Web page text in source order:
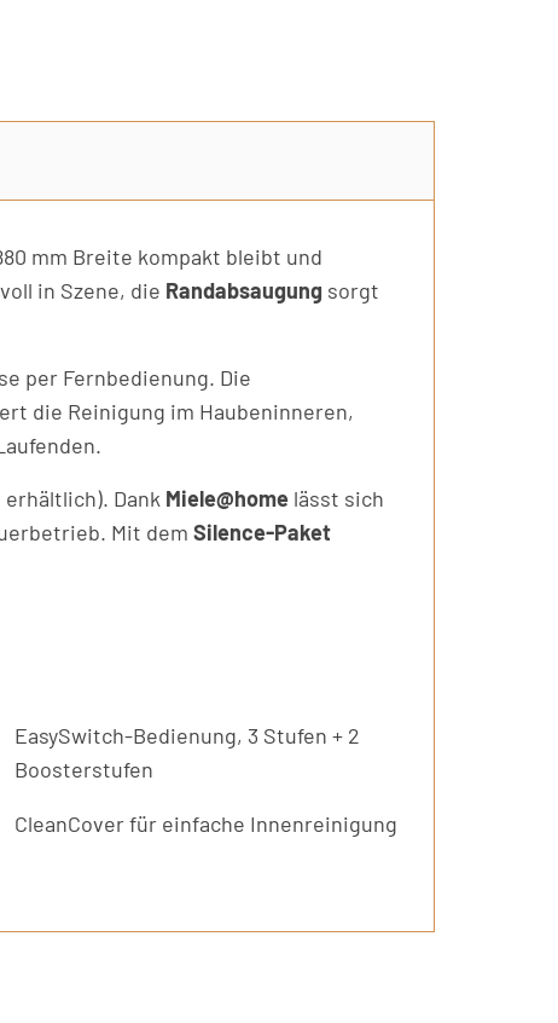
mm Breite kompakt bleibt und
in Szene, die Randabsaugung sorgt
per Fernbedienung. Die
die Reinigung im Haubeninneren,
Dank Miele@home lässt sich
Mit dem Silence-Paket
EasySwitch-Bedienung, 3 Stufen + 2
Boosterstufen
CleanCover für einfache Innenreinigung